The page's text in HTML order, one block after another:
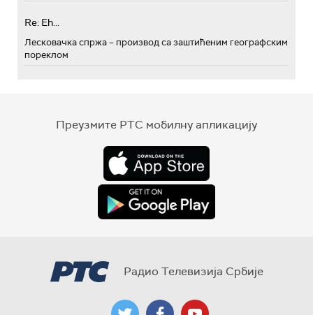
Re: Eh...
Лесковачка спржа – производ са заштићеним географским
пореклом
Преузмите РТС мобилну апликацију
Радио Телевизија Србије